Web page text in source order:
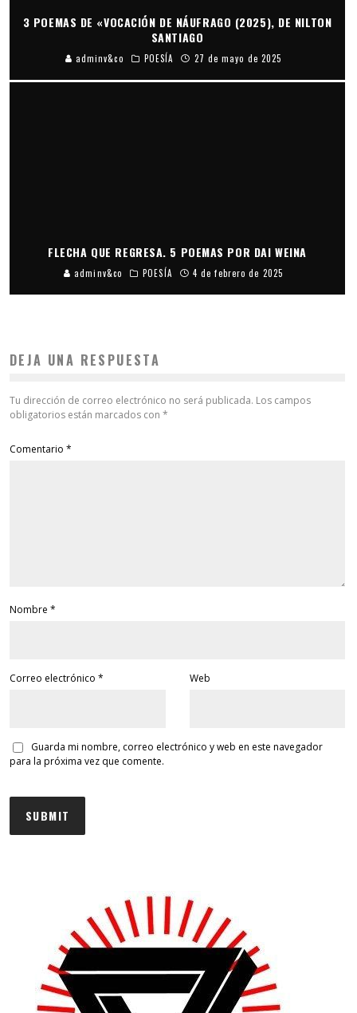
3 POEMAS DE «VOCACIÓN DE NÁUFRAGO (2025), DE NILTON
SANTIAGO
adminv&co POESÍA 27 de mayo de 2025
FLECHA QUE REGRESA. 5 POEMAS POR DAI WEINA
adminv&co POESÍA 4 de febrero de 2025
DEJA UNA RESPUESTA
Tu dirección de correo electrónico no será publicada. Los campos
obligatorios están marcados con *
Comentario *
Nombre *
Correo electrónico * Web
Guarda mi nombre, correo electrónico y web en este navegador
para la próxima vez que comente.